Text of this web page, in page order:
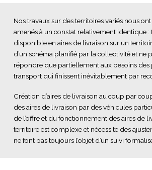
Nos travaux sur des territoires variés nous
amenés à un constat relativement identique :
disponible en aires de livraison sur un
d’un schéma planifié par la collectivité et ne
répondre que partiellement aux besoins des
transport qui finissent inévitablement par
Création d’aires de livraison au coup par
des aires de livraison par des véhicules
de l’offre et du fonctionnement des aires de
territoire est complexe et nécessite des
ne font pas toujours l’objet d’un suivi